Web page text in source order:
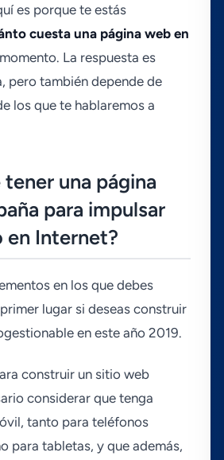
es porque te estás
cuesta una página web en
La respuesta es
pero también depende de
los que te hablaremos a
una página
para impulsar
en Internet?
en los que debes
lugar si deseas construir
en este año 2019.
construir un sitio web
considerar que tenga
tanto para teléfonos
para tabletas, y que además,